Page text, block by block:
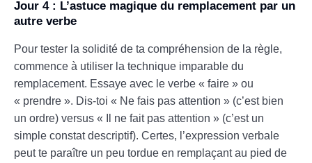
Jour 4 : L’astuce magique du remplacement par un
autre verbe
Pour tester la solidité de ta compréhension de la règle,
commence à utiliser la technique imparable du
remplacement. Essaye avec le verbe « faire » ou
« prendre ». Dis-toi « Ne fais pas attention » (c’est bien
un ordre) versus « Il ne fait pas attention » (c’est un
simple constat descriptif). Certes, l’expression verbale
peut te paraître un peu tordue en remplaçant au pied de